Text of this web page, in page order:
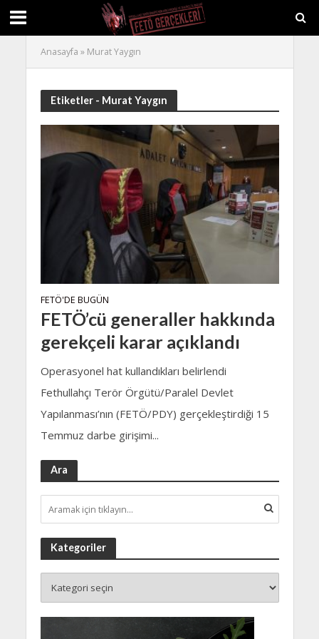
Anasayfa » Murat Yaygın
Etiketler - Murat Yaygın
FETÖ'DE BUGÜN
FETÖ’cü generaller hakkında
gerekçeli karar açıklandı
Operasyonel hat kullandıkları belirlendi
Fethullahçı Terör Örgütü/Paralel Devlet
Yapılanması’nın (FETÖ/PDY) gerçekleştirdiği 15
Temmuz darbe girişimi...
Ara
Kategoriler